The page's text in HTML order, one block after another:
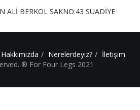
ALİ BERKOL SAKNO:43 SUADİYE
Hakkımızda Nerelerdeyiz?
İletişim
® For Four Legs 2021